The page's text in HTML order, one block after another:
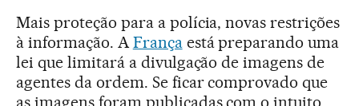
Mais proteção para a polícia, novas restrições
à informação. AFrançaestá preparando uma
lei que limitará a divulgação de imagens de
agentes da ordem. Se ficar comprovado que
as imagens foram publicadas com o intuito